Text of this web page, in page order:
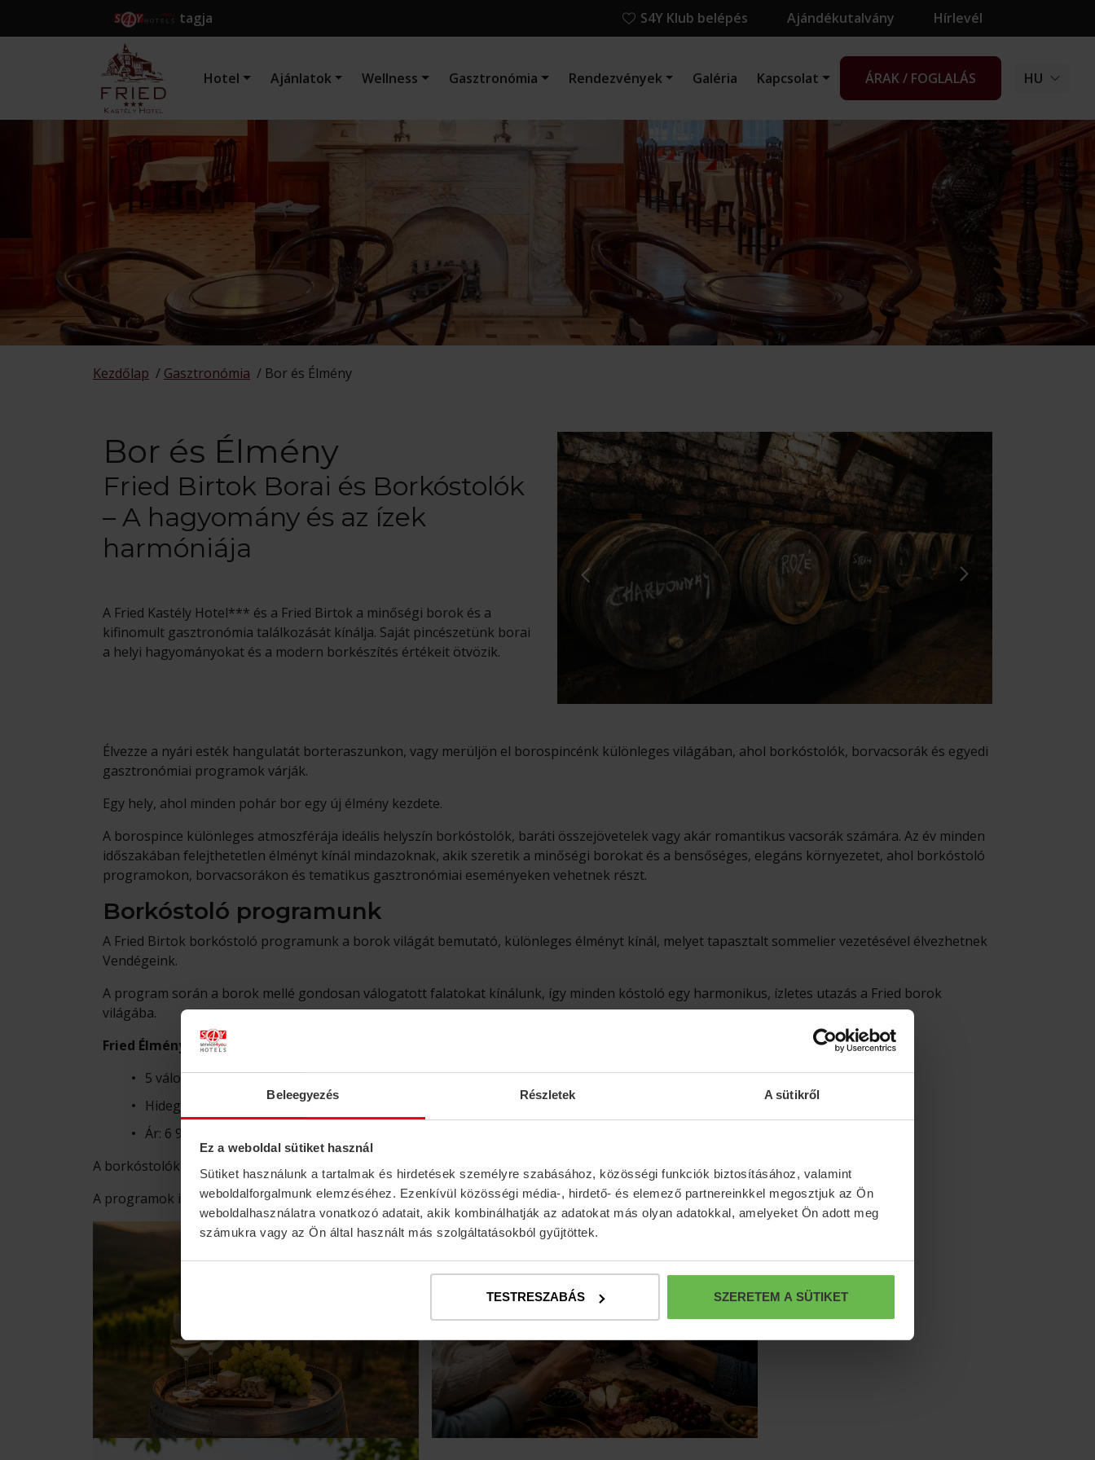
Beleegyezés Részletek A sütikről
Ez a weboldal sütiket használ
Sütiket használunk a tartalmak és hirdetések személyre szabásához, közösségi funkciók biztosításához, valamint
weboldalforgalmunk elemzéséhez. Ezenkívül közösségi média-, hirdető- és elemező partnereinkkel megosztjuk az Ön
weboldalhasználatra vonatkozó adatait, akik kombinálhatják az adatokat más olyan adatokkal, amelyeket Ön adott meg
számukra vagy az Ön által használt más szolgáltatásokból gyűjtöttek.
TESTRESZABÁS SZERETEM A SÜTIKET
tagja S4Y Klub belépés Ajándékutalvány Hírlevél
Hotel Ajánlatok Wellness Gasztronómia Rendezvények Galéria Kapcsolat ÁRAK / FOGLALÁS HU
Kezdőlap / Gasztronómia / Bor és Élmény
Bor és Élmény
Fried Birtok Borai és Borkóstolók
– A hagyomány és az ízek
harmóniája
A Fried Kastély Hotel*** és a Fried Birtok a minőségi borok és a
kifinomult gasztronómia találkozását kínálja. Saját pincészetünk borai
a helyi hagyományokat és a modern borkészítés értékeit ötvözik.
Élvezze a nyári esték hangulatát borteraszunkon, vagy merüljön el borospincénk különleges világában, ahol borkóstolók, borvacsorák és egyedi
gasztronómiai programok várják.
Egy hely, ahol minden pohár bor egy új élmény kezdete.
A borospince különleges atmoszférája ideális helyszín borkóstolók, baráti összejövetelek vagy akár romantikus vacsorák számára. Az év minden
időszakában felejthetetlen élményt kínál mindazoknak, akik szeretik a minőségi borokat és a bensőséges, elegáns környezetet, ahol borkóstoló
programokon, borvacsorákon és tematikus gasztronómiai eseményeken vehetnek részt.
Borkóstoló programunk
A Fried Birtok borkóstoló programunk a borok világát bemutató, különleges élményt kínál, melyet tapasztalt sommelier vezetésével élvezhetnek
Vendégeink.
A program során a borok mellé gondosan válogatott falatokat kínálunk, így minden kóstoló egy harmonikus, ízletes utazás a Fried borok
világába.
Fried Élményborkóstoló - 5 boros program
5 válogatott Fried bor kóstolása
Hidegtál és pogácsa
Ár: 6 900 Ft / fő
A borkóstolók előzetes bejelentkezéssel, minimum 6 főtől foglalhatók.
A programok időtartama: kb. 1,5–2 óra, igény szerint egyedi időpontban is szervezhetők.